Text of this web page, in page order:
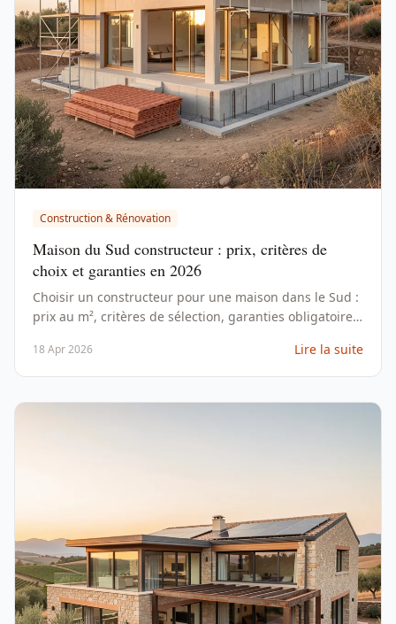
Construction & Rénovation
Maison du Sud constructeur : prix, critères de
choix et garanties en 2026
Choisir un constructeur pour une maison dans le Sud :
prix au m², critères de sélection, garanties obligatoires
18 Apr 2026 Lire la suite